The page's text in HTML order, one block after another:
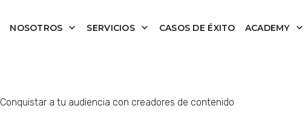
NOSOTROS SERVICIOS CASOS DE ÉXITO ACADEMY
Conquistar a tu audiencia con creadores de contenido